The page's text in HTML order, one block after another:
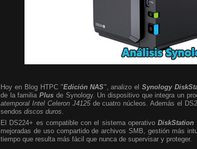
Hoy en Blog HTPC "Edición NAS", analizo elSynology
de la familiaPlus de Synology. Un dispositivo que integra un
atemporal Intel Celeron J4125de cuatro núcleos. Además el
sendos discos duros
El DS224+ es compatible con el sistema operativoDiskStation
mejoradas de uso compartido de archivos SMB, gestión más
tiempo que resulta más fácil que nunca de supervisar y proteger.